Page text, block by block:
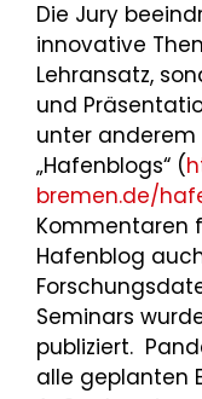
Die Jury
innovative
Lehransatz,
und
unter anderem
„Hafenblogs“ (
bremen.de/
Kommentaren
Hafenblog
Seminars
publiziert.
alle geplanten